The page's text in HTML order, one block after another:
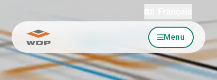
Allez au contenu Menu